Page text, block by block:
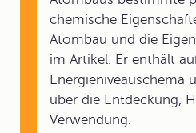
chemische
Atombau und die
im Artikel. Er enthält
Energieniveauschema
über die Entdeckung,
Verwendung.